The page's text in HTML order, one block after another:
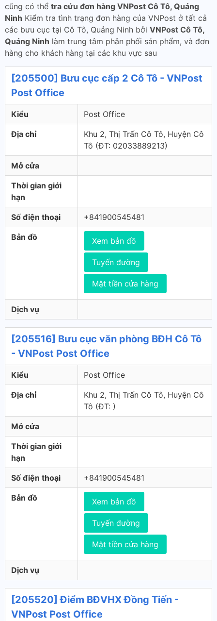
cũng có thể tra cứu đơn hàng VNPost Cô Tô, Quảng
Ninh Kiểm tra tình trạng đơn hàng của VNPost ở tất cả
các bưu cục tại Cô Tô, Quảng Ninh bởi VNPost Cô Tô,
Quảng Ninh làm trung tâm phân phối sản phẩm, và đơn
hàng cho khách hàng tại các khu vực sau
[205500] Bưu cục cấp 2 Cô Tô - VNPost
Post Office
Kiểu Post Office
Địa chỉ
Khu 2, Thị Trấn Cô Tô, Huyện Cô
Tô (ÐT: 02033889213)
Mở cửa
Thời gian giới
hạn
Số điện thoại +841900545481
Bản đồ Xem bản đồ
Tuyến đường
Mặt tiền cửa hàng
Dịch vụ
[205516] Bưu cục văn phòng BĐH Cô Tô
- VNPost Post Office
Kiểu Post Office
Địa chỉ
Khu 2, Thị Trấn Cô Tô, Huyện Cô
Tô (ÐT: )
Mở cửa
Thời gian giới
hạn
Số điện thoại +841900545481
Bản đồ Xem bản đồ
Tuyến đường
Mặt tiền cửa hàng
Dịch vụ
[205520] Điểm BĐVHX Đồng Tiến -
VNPost Post Office